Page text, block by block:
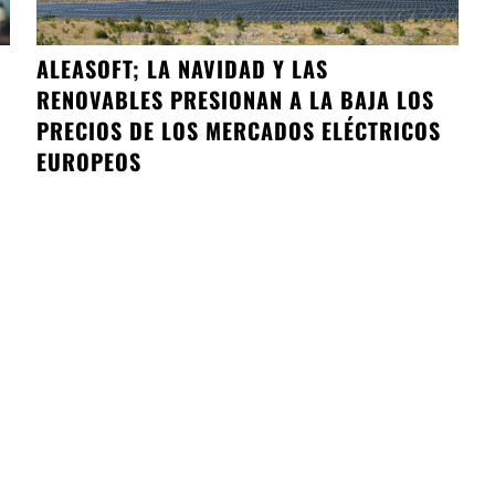
ALEASOFT; LA NAVIDAD Y LAS
RENOVABLES PRESIONAN A LA BAJA LOS
PRECIOS DE LOS MERCADOS ELÉCTRICOS
EUROPEOS